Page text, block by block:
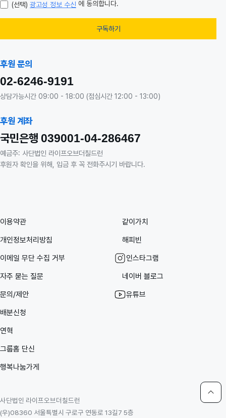
(선택) 광고성 정보 수신 에 동의합니다.
구독하기
후원 문의
02-6246-9191
상담가능시간 09:00 - 18:00 (점심시간 12:00 - 13:00)
후원 계좌
국민은행 039001-04-286467
예금주: 사단법인 라이프오브더칠드런
후원자 확인을 위해, 입금 후 꼭 전화주시기 바랍니다.
이용약관
개인정보처리방침
이메일 무단 수집 거부
자주 묻는 질문
문의/제안
배분신청
연혁
그룹홈 단신
행복나눔가게
같이가치
해피빈
인스타그램
네이버 블로그
유튜브
사단법인 라이프오브더칠드런
(우)08360 서울특별시 구로구 연동로 13길7 5층